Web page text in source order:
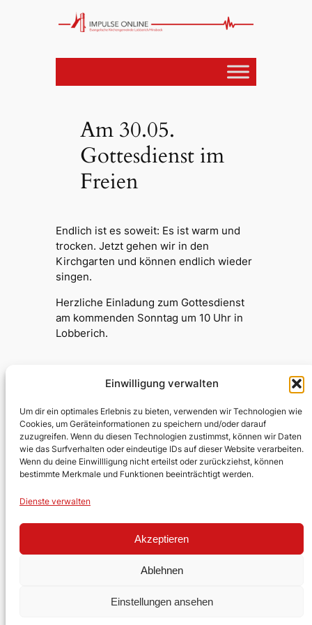
Einwilligung verwalten
Um dir ein optimales Erlebnis zu bieten, verwenden wir Technologien wie
Cookies, um Geräteinformationen zu speichern und/oder darauf
zuzugreifen. Wenn du diesen Technologien zustimmst, können wir Daten
wie das Surfverhalten oder eindeutige IDs auf dieser Website verarbeiten.
Wenn du deine Einwillligung nicht erteilst oder zurückziehst, können
bestimmte Merkmale und Funktionen beeinträchtigt werden.
Dienste verwalten
Akzeptieren
Ablehnen
Einstellungen ansehen
Am 30.05.
Gottesdienst im
Freien
Endlich ist es soweit: Es ist warm und
trocken. Jetzt gehen wir in den
Kirchgarten und können endlich wieder
singen.
Herzliche Einladung zum Gottesdienst
am kommenden Sonntag um 10 Uhr in
Lobberich.
Testumgebung Kirche
Evangelische Kirchengemeinde
Lobberich/Hinsbeck
Über uns
Kontakt
Ehrenamt
Datenschutz
Facebook
Gestaltet mitWordPress